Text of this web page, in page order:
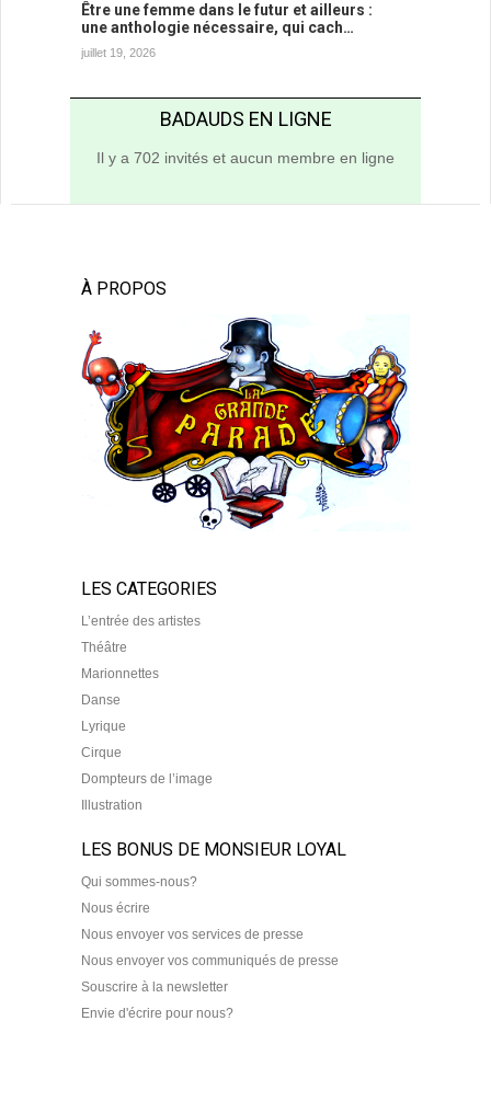
Être une femme dans le futur et ailleurs :
une anthologie nécessaire, qui cach…
juillet 19, 2026
BADAUDS EN LIGNE
Il y a 702 invités et aucun membre en ligne
À PROPOS
LES CATEGORIES
L’entrée des artistes
Théâtre
Marionnettes
Danse
Lyrique
Cirque
Dompteurs de l’image
Illustration
LES BONUS DE MONSIEUR LOYAL
Qui sommes-nous?
Nous écrire
Nous envoyer vos services de presse
Nous envoyer vos communiqués de presse
Souscrire à la newsletter
Envie d'écrire pour nous?